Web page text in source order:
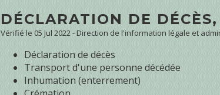
DÉCLARATION DE
Vérifié le 05 Jul 2022 - Direction de l'information légale et
Déclaration de décès
Transport d'une personne décédée
Inhumation (enterrement)